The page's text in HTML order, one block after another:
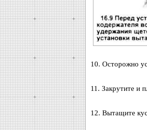
10. Осторожно
11. Закрутите и
12. Вытащите